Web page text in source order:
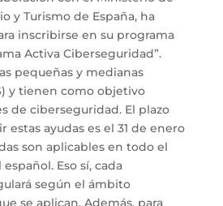
y Turismo de España, ha
inscribirse en su programa
Activa Ciberseguridad”.
pequeñas y medianas
y tienen como objetivo
de ciberseguridad. El plazo
estas ayudas es el 31 de enero
son aplicables en todo el
Eso sí, cada
según el ámbito
se aplican. Además, para